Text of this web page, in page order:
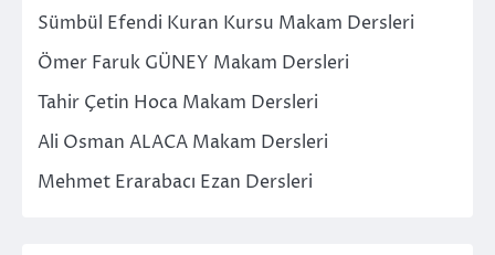
Sümbül Efendi Kuran Kursu Makam Dersleri
Ömer Faruk GÜNEY Makam Dersleri
Tahir Çetin Hoca Makam Dersleri
Ali Osman ALACA Makam Dersleri
Mehmet Erarabacı Ezan Dersleri